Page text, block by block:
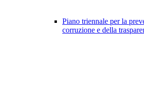
Piano triennale per la
corruzione e della